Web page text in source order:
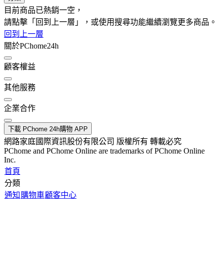
目前商品已熱銷一空，
請點擊「回到上一層」，或使用搜尋功能繼續瀏覽更多商品。
回到上一層
關於PChome24h
顧客權益
其他服務
企業合作
下載 PChome 24h購物 APP
網路家庭國際資訊股份有限公司 版權所有 轉載必究
PChome and PChome Online are trademarks of PChome Online
Inc.
首頁
分類
通知 購物車顧客中心